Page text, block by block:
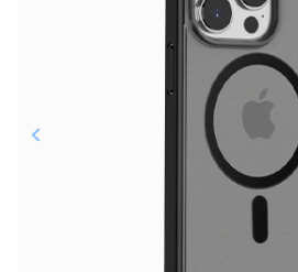
График платежей
25